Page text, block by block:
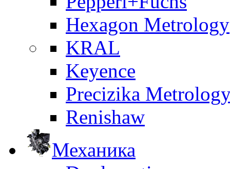
Hexagon Metrology
KRAL
Keyence
Precizika
Renishaw
Механика